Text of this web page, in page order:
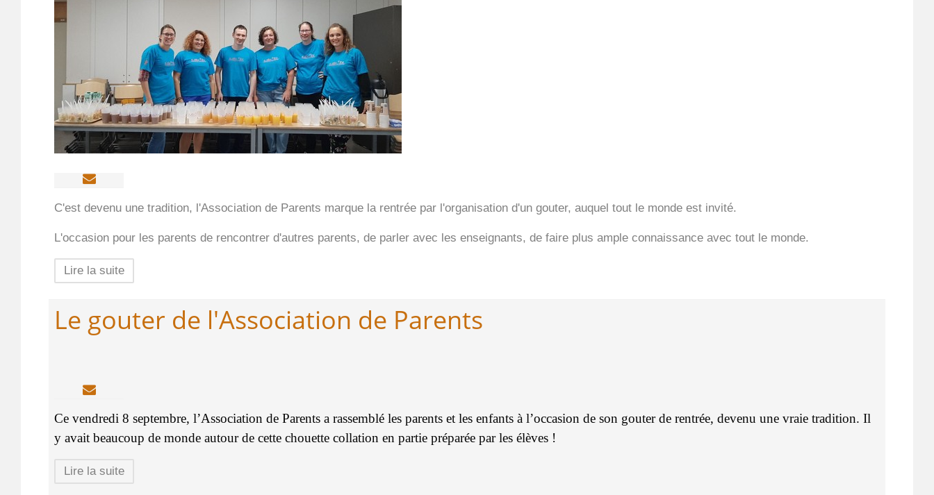
C'est devenu une tradition, l'Association de Parents marque la rentrée par l'organisation d'un gouter, auquel tout le monde est invité.
L'occasion pour les parents de rencontrer d'autres parents, de parler avec les enseignants, de faire plus ample connaissance avec tout le monde.
Lire la suite
Le gouter de l'Association de Parents
Ce vendredi 8 septembre, l’Association de Parents a rassemblé les parents et les enfants à l’occasion de son gouter de rentrée, devenu une vraie tradition. Il
y avait beaucoup de monde autour de cette chouette collation en partie préparée par les élèves !
Lire la suite